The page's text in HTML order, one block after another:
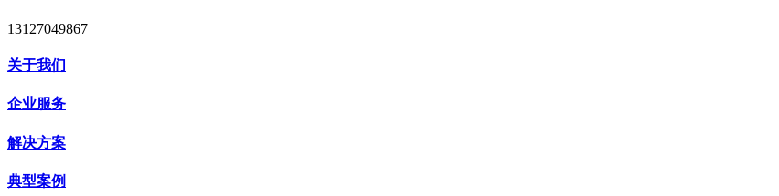
13127049867
关于我们
企业服务
解决方案
典型案例